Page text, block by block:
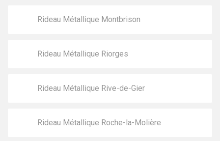
Rideau Métallique Montbrison
Rideau Métallique Riorges
Rideau Métallique Rive-de-Gier
Rideau Métallique Roche-la-Molière